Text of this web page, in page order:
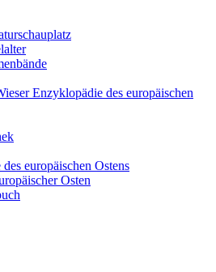
Enzyklopädie des europäischen
europäischen Ostens
Osten